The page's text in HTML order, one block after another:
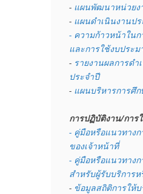
- แผนพัฒนาหน่วยง
- แผนดำเนินงานปร
- ความก้าวหน้าใน
และการใช้งบประ
- รายงานผลการดำ
ประจำปี
- แผนบริหารการศึ
การปฏิบัติงาน/การ
- คู่มือหรือแนวทาง
ของเจ้าหน้าที่
- คู่มือหรือแนวทางก
สำหรับผู้รับบริการ
- ข้อมูลสถิติการให้บ